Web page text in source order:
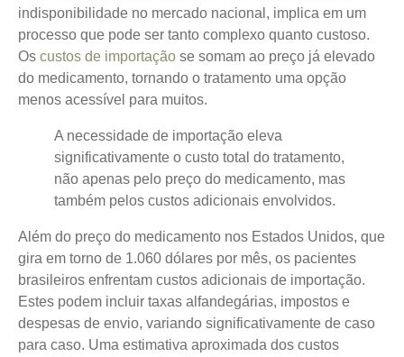
indisponibilidade no mercado nacional, implica em um
processo que pode ser tanto complexo quanto custoso.
Os custos de importação se somam ao preço já elevado
do medicamento, tornando o tratamento uma opção
menos acessível para muitos.
A necessidade de importação eleva
significativamente o custo total do tratamento,
não apenas pelo preço do medicamento, mas
também pelos custos adicionais envolvidos.
Além do preço do medicamento nos Estados Unidos, que
gira em torno de 1.060 dólares por mês, os pacientes
brasileiros enfrentam custos adicionais de importação.
Estes podem incluir taxas alfandegárias, impostos e
despesas de envio, variando significativamente de caso
para caso. Uma estimativa aproximada dos custos